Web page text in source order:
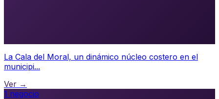
La Cala del Moral, un dinámico núcleo costero en el
municipi...
Ver →
1 negocio